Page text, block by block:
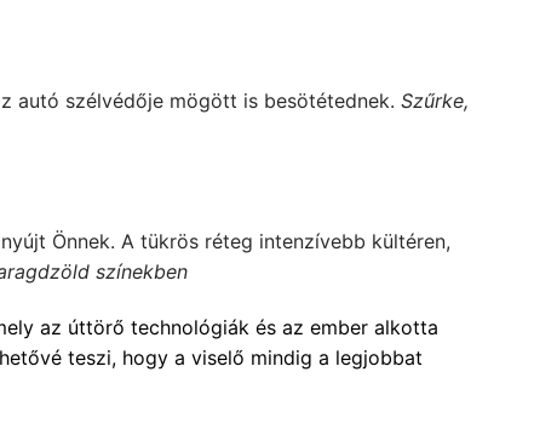
autó szélvédője mögött is besötétednek. Szűrke,
Önnek. A tükrös réteg intenzívebb kültéren,
színekben
az úttörő technológiák és az ember alkotta
teszi, hogy a viselő mindig a legjobbat